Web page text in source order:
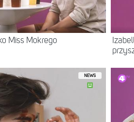
Miss Mokrego
NEWS